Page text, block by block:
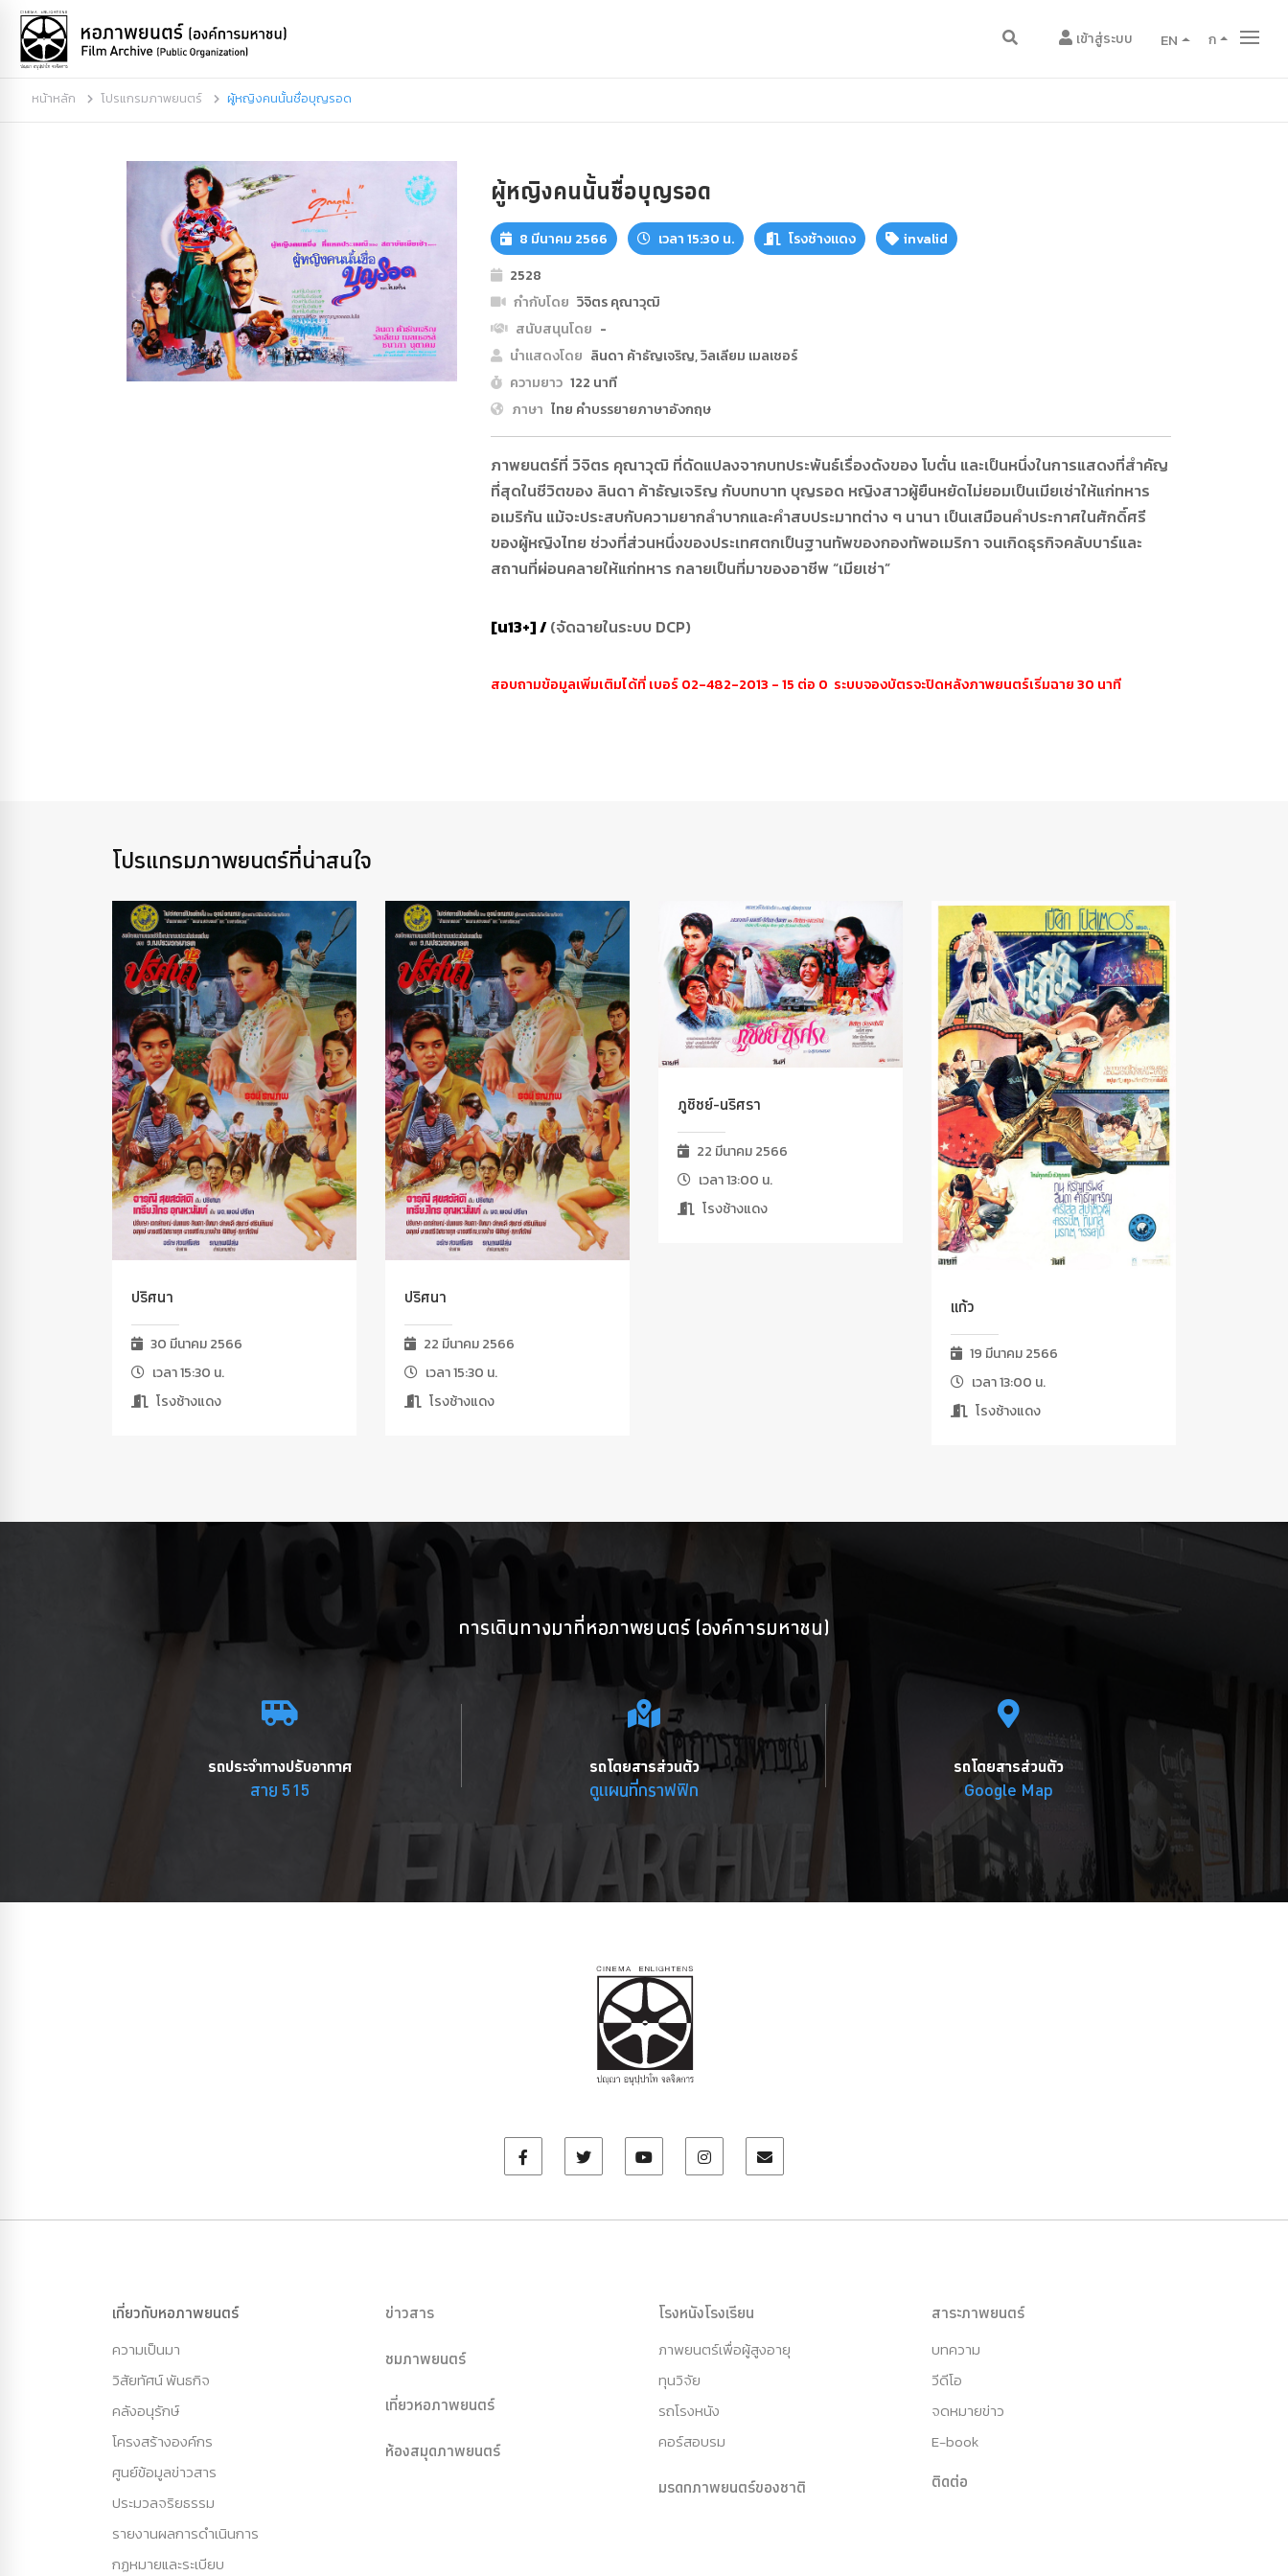
เข้าสู่ระบบ EN ก
หน้าหลัก โปรแกรมภาพยนตร์ ผู้หญิงคนนั้นชื่อบุญรอด
ผู้หญิงคนนั้นชื่อบุญรอด
8 มีนาคม 2566 เวลา 15:30 น. โรงช้างแดง
invalid
2528
กำกับโดย วิจิตร คุณาวุฒิ
สนับสนุนโดย -
นำแสดงโดย ลินดา ค้าธัญเจริญ, วิลเลียม เมลเชอร์
ความยาว 122 นาที
ภาษา ไทย คำบรรยายภาษาอังกฤษ
ภาพยนตร์ที่ วิจิตร คุณาวุฒิ ที่ดัดแปลงจากบทประพันธ์เรื่องดังของ โบตั๋น และเป็นหนึ่งในการแสดงที่สำคัญ
ที่สุดในชีวิตของ ลินดา ค้าธัญเจริญ กับบทบาท บุญรอด หญิงสาวผู้ยืนหยัดไม่ยอมเป็นเมียเช่าให้แก่ทหาร
อเมริกัน แม้จะประสบกับความยากลำบากและคำสบประมาทต่าง ๆ นานา เป็นเสมือนคำประกาศในศักดิ์ศรี
ของผู้หญิงไทย ช่วงที่ส่วนหนึ่งของประเทศตกเป็นฐานทัพของกองทัพอเมริกา จนเกิดธุรกิจคลับบาร์และ
สถานที่ผ่อนคลายให้แก่ทหาร กลายเป็นที่มาของอาชีพ “เมียเช่า”
[น13+] / (จัดฉายในระบบ DCP)
สอบถามข้อมูลเพิ่มเติมได้ที่ เบอร์ 02-482-2013 - 15 ต่อ 0 ระบบจองบัตรจะปิดหลังภาพยนตร์เริ่มฉาย 30 นาที
โปรแกรมภาพยนตร์ที่น่าสนใจ
ปริศนา
30 มีนาคม 2566
เวลา 15:30 น.
โรงช้างแดง
ปริศนา
22 มีนาคม 2566
เวลา 15:30 น.
โรงช้างแดง
ภูชิชย์-นริศรา
22 มีนาคม 2566
เวลา 13:00 น.
โรงช้างแดง
แก้ว
19 มีนาคม 2566
เวลา 13:00 น.
โรงช้างแดง
การเดินทางมาที่หอภาพยนตร์ (องค์การมหาชน)
รถประจำทางปรับอากาศ
สาย 515
รถโดยสารส่วนตัว
ดูแผนที่กราฟฟิก
รถโดยสารส่วนตัว
Google Map
เกี่ยวกับหอภาพยนตร์
ความเป็นมา
วิสัยทัศน์ พันธกิจ
คลังอนุรักษ์
โครงสร้างองค์กร
ศูนย์ข้อมูลข่าวสาร
ประมวลจริยธรรม
รายงานผลการดำเนินการ
กฏหมายและระเบียบ
ข่าวสาร
ชมภาพยนตร์
เที่ยวหอภาพยนตร์
ห้องสมุดภาพยนตร์
โรงหนังโรงเรียน
ภาพยนตร์เพื่อผู้สูงอายุ
ทุนวิจัย
รถโรงหนัง
คอร์สอบรม
มรดกภาพยนตร์ของชาติ
สาระภาพยนตร์
บทความ
วีดีโอ
จดหมายข่าว
E-book
ติดต่อ